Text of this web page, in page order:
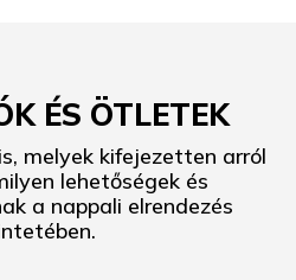
ÉS ÖTLETEK
melyek kifejezetten arról
lehetőségek és
a nappali elrendezés